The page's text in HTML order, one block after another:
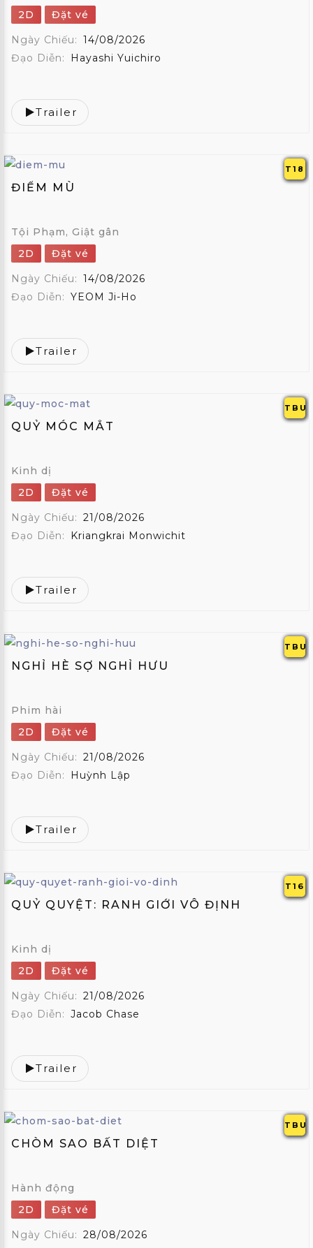
2D
Đặt vé
Ngày Chiếu: 14/08/2026
Đạo Diễn:
Hayashi Yuichiro
Trailer
T18
ĐIỂM MÙ
Tội Phạm, Giật gân
2D
Đặt vé
Ngày Chiếu: 14/08/2026
Đạo Diễn: YEOM Ji-Ho
Trailer
TBU
QUỶ MÓC MẮT
Kinh dị
2D
Đặt vé
Ngày Chiếu: 21/08/2026
Đạo Diễn:
Kriangkrai Monwichit
Trailer
TBU
NGHỈ HÈ SỢ NGHỈ HƯU
Phim hài
2D
Đặt vé
Ngày Chiếu: 21/08/2026
Đạo Diễn:
Huỳnh Lập
Trailer
T16
QUỶ QUYỆT: RANH GIỚI VÔ ĐỊNH
Kinh dị
2D
Đặt vé
Ngày Chiếu: 21/08/2026
Đạo Diễn: Jacob Chase
Trailer
TBU
CHÒM SAO BẤT DIỆT
Hành động
2D
Đặt vé
Ngày Chiếu: 28/08/2026